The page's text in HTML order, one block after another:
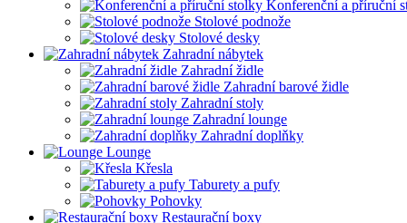
Konferenční a příruční
Stolové podnože
Stolové desky
Zahradní nábytek
Zahradní židle
Zahradní barové židle
Zahradní stoly
Zahradní lounge
Zahradní doplňky
Lounge
Křesla
Taburety a pufy
Pohovky
Restaurační boxy